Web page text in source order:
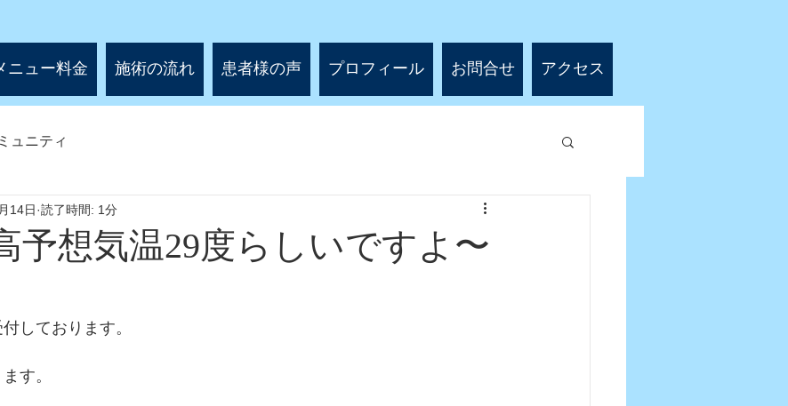
ニュー料金 施術の流れ 患者様の声 プロフィール お問合せ アクセス
ュニティ
予想気温29度らしいですよ〜
14日 読了時間: 1分
しております。
す。